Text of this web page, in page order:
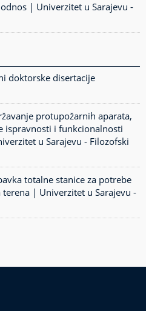
| Univerzitet u Sarajevu -
doktorske disertacije
protupožarnih aparata,
ispravnosti i funkcionalnosti
u Sarajevu - Filozofski
totalne stanice za potrebe
| Univerzitet u Sarajevu -